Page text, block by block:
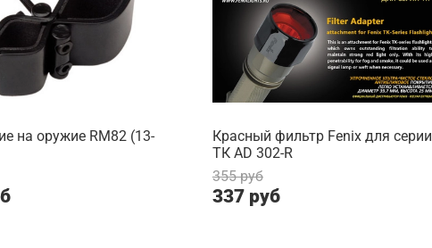
на оружие RM82 (13-
Красный фильтр Fenix для серии
ТК AD 302-R
355 руб
337 руб